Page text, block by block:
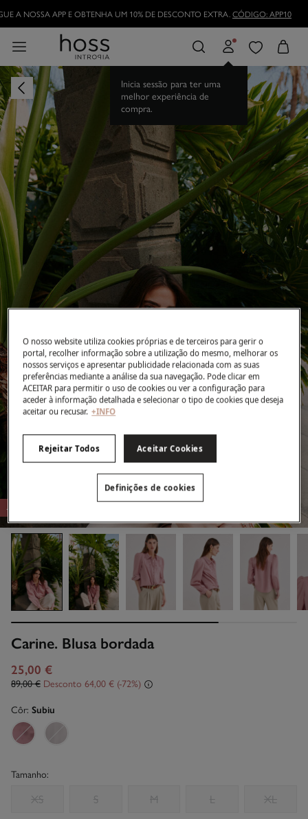
TORNE-SE HOSSLOVERE APROVEITE AS VANTAGENS
-72%
Carine. Blusa bordada
25,00 €
89,00 € Desconto 64,00 € 72
Côr: Subiu
Tamanho:
XS S M L XL
O nosso website utiliza cookies próprias e de terceiros para gerir o
portal, recolher informação sobre a utilização do mesmo, melhorar os
nossos serviços e apresentar publicidade relacionada com as suas
preferências mediante a análise da sua navegação. Pode clicar em
ACEITAR para permitir o uso de cookies ou ver a configuração para
aceder à informação detalhada e selecionar o tipo de cookies que deseja
aceitar ou recusar. +INFO
Rejeitar Todos Aceitar Cookies
Definições de cookies